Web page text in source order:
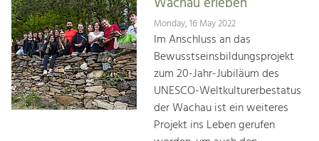
Monday, 16 May 2022
Im Anschluss an das
Bewusstseinsbildungsprojekt
zum 20-Jahr-Jubiläum des
UNESCO-Weltkulturerbestatus
der Wachau ist ein weiteres
Projekt ins Leben gerufen